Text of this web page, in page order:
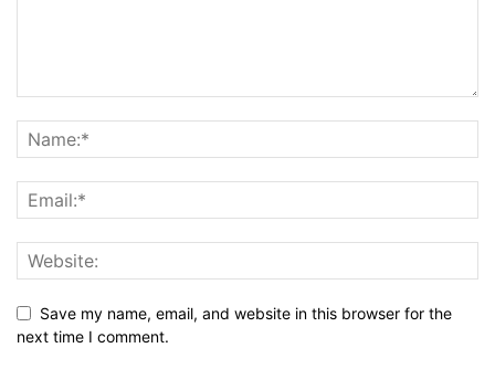
Save my name, email, and website in this browser for the
next time I comment.